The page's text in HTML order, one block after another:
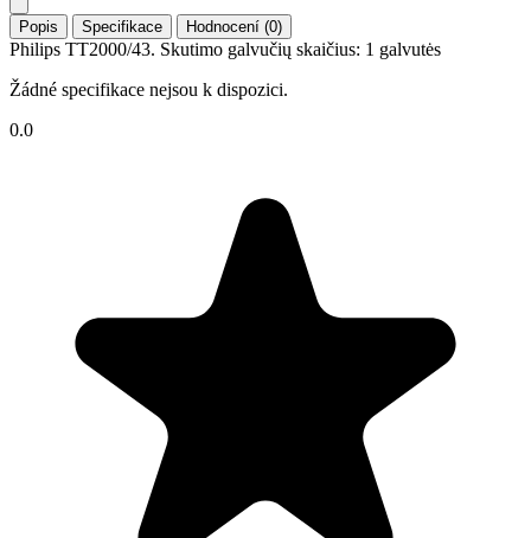
Popis Specifikace Hodnocení (0)
Philips TT2000/43. Skutimo galvučių skaičius: 1 galvutės
Žádné specifikace nejsou k dispozici.
0.0